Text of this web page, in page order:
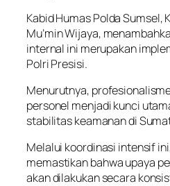
Kabid Humas Polda Sumsel,
Mu’min Wijaya,
internal ini merupakan
Polri Presisi.
Menurutnya,
personel menjadi kunci
stabilitas keamanan di
Melalui koordinasi intensif
memastikan bahwa upaya
akan dilakukan secara